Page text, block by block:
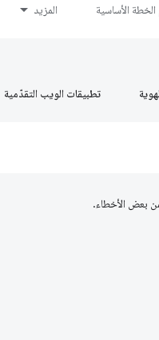
الأساسية المزيد
تطبيقات الويب التقدّمية